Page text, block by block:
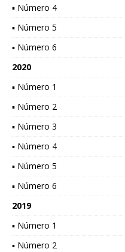
▪ Número 4
▪ Número 5
▪ Número 6
2020
▪ Número 1
▪ Número 2
▪ Número 3
▪ Número 4
▪ Número 5
▪ Número 6
2019
▪ Número 1
▪ Número 2